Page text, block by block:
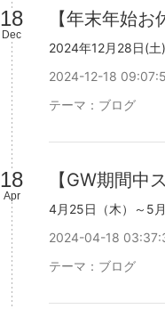
18
Dec
【年末年始お
2024-12-18
テーマ： ブログ
18
Apr
【GW期間中
2024-04-18
テーマ： ブログ